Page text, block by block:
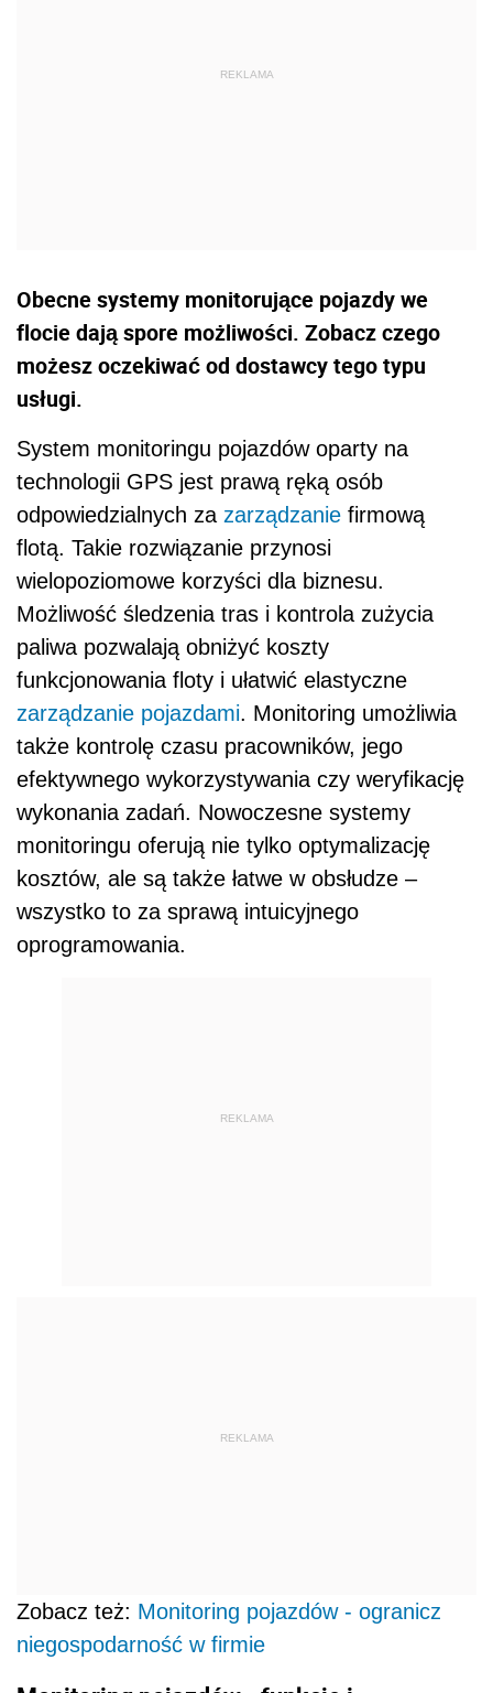
Obecne systemy monitorujące pojazdy we
flocie dają spore możliwości. Zobacz czego
możesz oczekiwać od dostawcy tego typu
usługi.
System monitoringu pojazdów oparty na
technologii GPS jest prawą ręką osób
odpowiedzialnych za zarządzanie firmową
flotą. Takie rozwiązanie przynosi
wielopoziomowe korzyści dla biznesu.
Możliwość śledzenia tras i kontrola zużycia
paliwa pozwalają obniżyć koszty
funkcjonowania floty i ułatwić elastyczne
zarządzanie pojazdami. Monitoring umożliwia
także kontrolę czasu pracowników, jego
efektywnego wykorzystywania czy weryfikację
wykonania zadań. Nowoczesne systemy
monitoringu oferują nie tylko optymalizację
kosztów, ale są także łatwe w obsłudze –
wszystko to za sprawą intuicyjnego
oprogramowania.
REKLAMA
REKLAMA
Zobacz też: Monitoring pojazdów - ogranicz
niegospodarność w firmie